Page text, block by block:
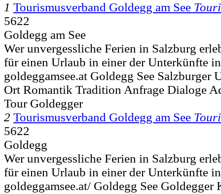
1 Tourismusverband Goldegg am See
5622
Goldegg am See
Wer unvergessliche Ferien in Salzburg
für einen Urlaub in einer der Unterkünfte
goldeggamsee.at Goldegg See Salzburger
Ort Romantik Tradition Anfrage Dialoge
Tour Goldegger
2 Tourismusverband Goldegg am See
5622
Goldegg
Wer unvergessliche Ferien in Salzburg
für einen Urlaub in einer der Unterkünfte
goldeggamsee.at/ Goldegg See Goldegger